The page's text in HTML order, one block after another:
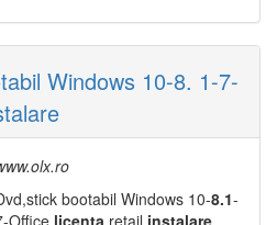
Windows 10-8. 1-7-
bootabil Windows 10-8.1-
Office, licenta retail instalare